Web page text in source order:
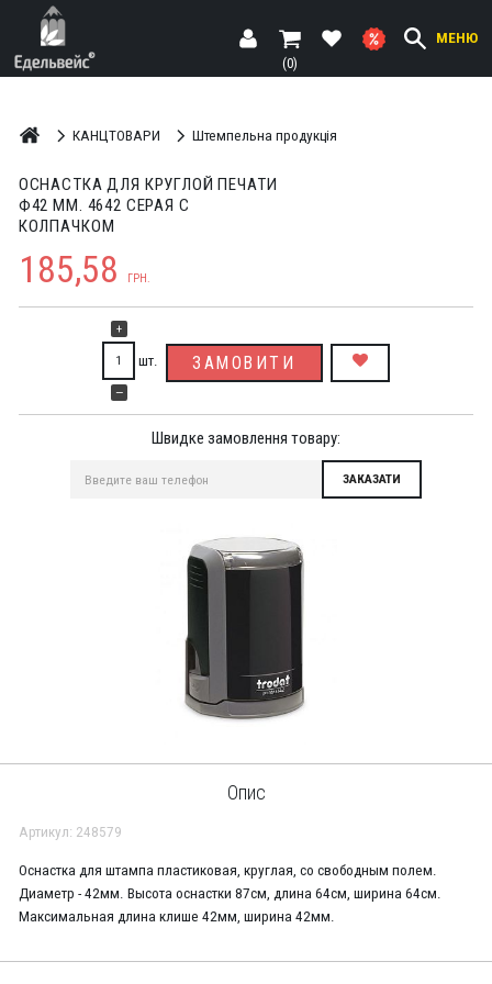
МЕНЮ
(0)
КАНЦТОВАРИ Штемпельна продукція
ОСНАСТКА ДЛЯ КРУГЛОЙ ПЕЧАТИ
Ф42 ММ. 4642 СЕРАЯ С
КОЛПАЧКОМ
185,58 ГРН.
+
шт.
—
ЗАМОВИТИ
Швидке замовлення товару:
Опис
Артикул: 248579
Оснастка для штампа пластиковая, круглая, со свободным полем.
Диаметр - 42мм. Высота оснастки 87см, длина 64см, ширина 64см.
Максимальная длина клише 42мм, ширина 42мм.